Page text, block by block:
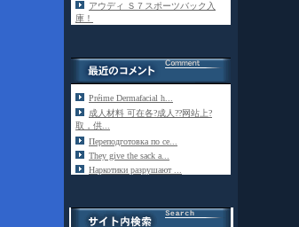
アウディ Ｓ７スポーツバック入
庫！
Préime Dermafacial h...
成人材料 可在各?成人??网站上?
取，供...
Переподготовка по се...
They give the sack a...
Наркотики разрушают ...